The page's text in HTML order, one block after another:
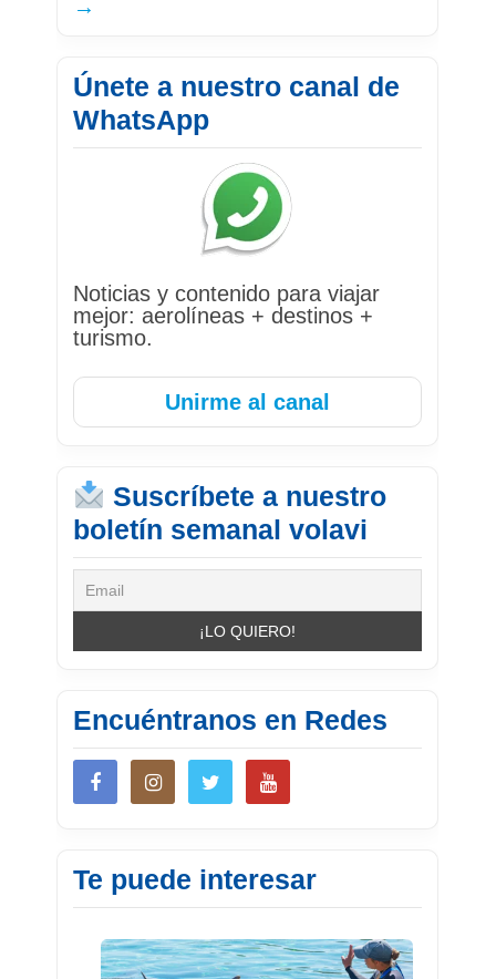
→
Únete a nuestro canal de
WhatsApp
Noticias y contenido para viajar
mejor: aerolíneas + destinos +
turismo.
Unirme al canal
Suscríbete a nuestro
boletín semanal volavi
Encuéntranos en Redes
Te puede interesar